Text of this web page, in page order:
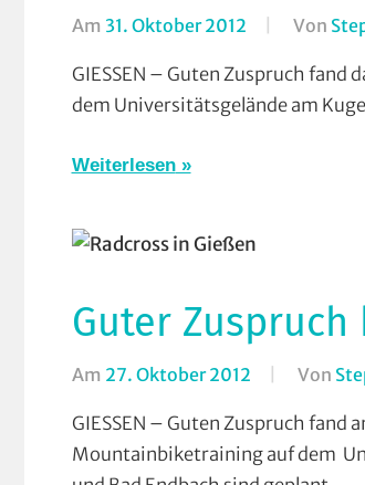
Am 31. Oktober 2012 Von
GIESSEN – Guten Zuspruch
dem Universitätsgelände am
Weiterlesen
Guter
Am 27. Oktober 2012 Von
GIESSEN – Guten Zuspruch fand
Mountainbiketraining auf dem